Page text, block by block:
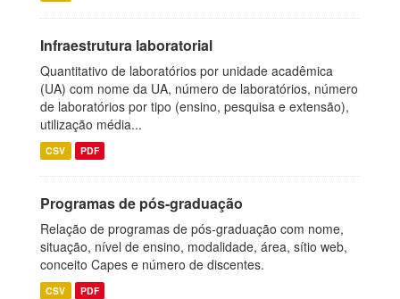
Infraestrutura laboratorial
Quantitativo de laboratórios por unidade acadêmica
(UA) com nome da UA, número de laboratórios, número
de laboratórios por tipo (ensino, pesquisa e extensão),
utilização média...
CSV PDF
Programas de pós-graduação
Relação de programas de pós-graduação com nome,
situação, nível de ensino, modalidade, área, sítio web,
conceito Capes e número de discentes.
CSV PDF